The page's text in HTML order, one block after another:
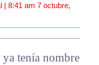
| 8:41 am 7 octubre,
tenía nombre